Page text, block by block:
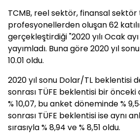
TCMB, reel sektör, finansal
profesyonellerden oluşan 62
gerçekleştirdiği "2020 yılı Ocak
yayımladı. Buna göre 2020 yıl
10.01 oldu.
2020 yıl sonu Dolar/TL beklentisi
sonrası TÜFE beklentisi bir
% 10,07, bu anket döneminde %
sonrası TÜFE beklentisi ise aynı
sırasıyla % 8,94 ve % 8,51 oldu.